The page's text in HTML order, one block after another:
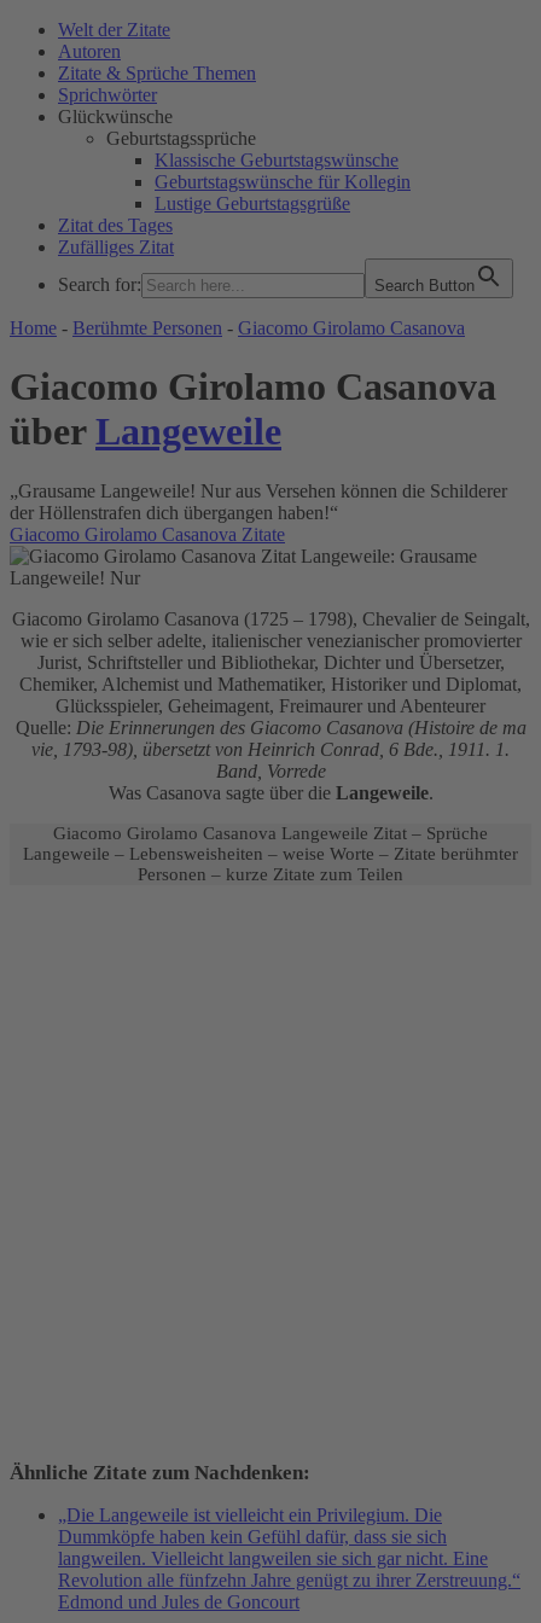
Welt der Zitate
Autoren
Zitate & Sprüche Themen
Sprichwörter
Glückwünsche
Geburtstagssprüche
Klassische Geburtstagswünsche
Geburtstagswünsche für Kollegin
Lustige Geburtstagsgrüße
Zitat des Tages
Zufälliges Zitat
Search for:
Search Button
WELT DER ZITATE
Home - Berühmte Personen - Giacomo Girolamo Casanova
Giacomo Girolamo Casanova
überLangeweile
„Grausame Langeweile! Nur aus Versehen können die Schilderer
der Höllenstrafen dich übergangen haben!“
Giacomo Girolamo Casanova Zitate
Giacomo Girolamo Casanova (1725 – 1798), Chevalier de Seingalt,
wie er sich selber adelte, italienischer venezianischer promovierter
Jurist, Schriftsteller und Bibliothekar, Dichter und Übersetzer,
Chemiker, Alchemist und Mathematiker, Historiker und Diplomat,
Glücksspieler, Geheimagent, Freimaurer und Abenteurer
Quelle: Die Erinnerungen des Giacomo Casanova (Histoire de ma
vie, 1793-98), übersetzt von Heinrich Conrad, 6 Bde., 1911. 1.
Band, Vorrede
Was Casanova sagte über die Langeweile.
Giacomo Girolamo Casanova Langeweile Zitat – Sprüche
Langeweile – Lebensweisheiten – weise Worte – Zitate berühmter
Personen – kurze Zitate zum Teilen
Ähnliche Zitate zum Nachdenken:
„Die Langeweile ist vielleicht ein Privilegium. Die
Dummköpfe haben kein Gefühl dafür, dass sie sich
langweilen. Vielleicht langweilen sie sich gar nicht. Eine
Revolution alle fünfzehn Jahre genügt zu ihrer Zerstreuung.“
Edmond und Jules de Goncourt